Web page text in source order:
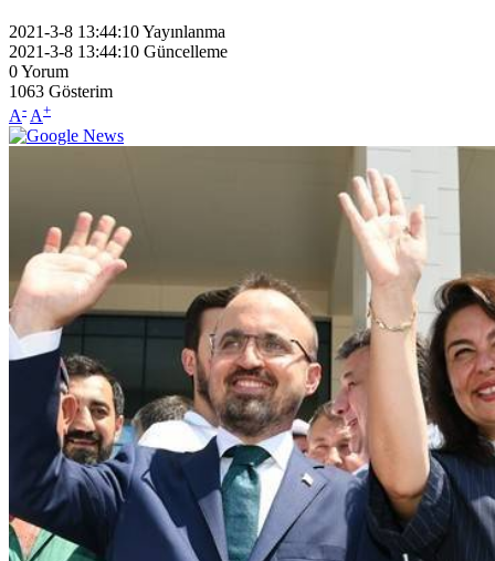
2021-3-8 13:44:10Yayınlanma
2021-3-8 13:44:10 Güncelleme
0Yorum
1063 Gösterim
A- A+